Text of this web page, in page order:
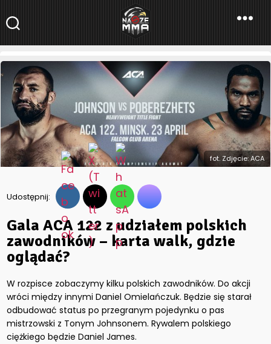
NaszeMMA
NaszeMMA.pl»Gala ACA 122 z udziałem polskich zawodników –
karta walk, gdzie oglądać?
fot. Zdjęcie: ACA
Udostępnij:
Gala ACA 122 z udziałem polskich
zawodników – karta walk, gdzie
oglądać?
W rozpisce zobaczymy kilku polskich zawodników. Do akcji
wróci między innymi Daniel Omielańczuk. Będzie się starał
odbudować status po przegranym pojedynku o pas
mistrzowski z Tonym Johnsonem. Rywalem polskiego
ciężkiego będzie Daniel James.